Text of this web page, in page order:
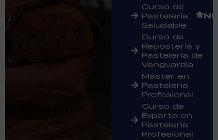
Curso de
Pastelería
Saludable
Curso de
Repostería y
Pastelería de
Vanguardia
Máster en
Pastelería
Profesional
Curso de
Experto en
Pastelería
Profesional